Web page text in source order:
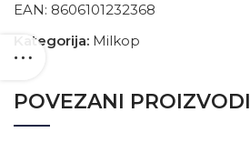
EAN: 8606101232368
Kategorija: Milkop
POVEZANI PROIZVODI